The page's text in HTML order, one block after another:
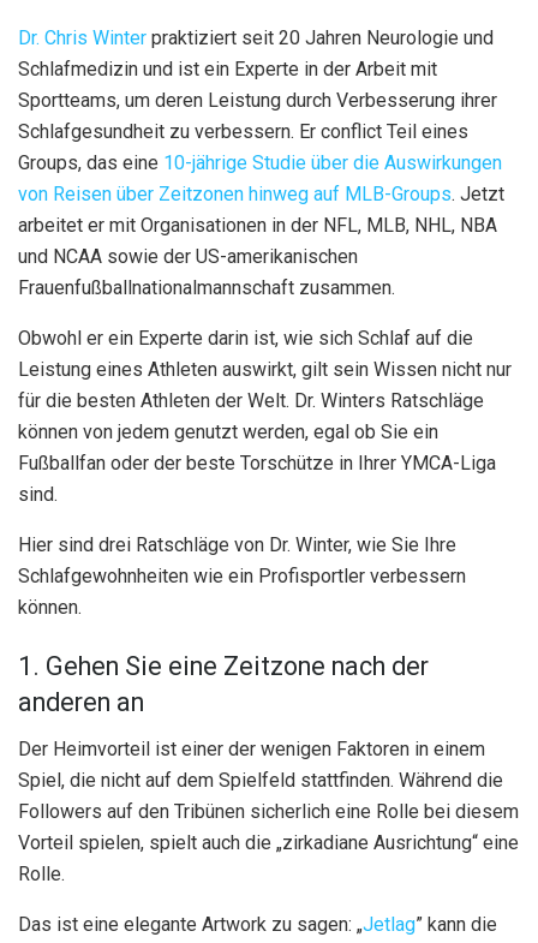
Dr. Chris Winter praktiziert seit 20 Jahren Neurologie und
Schlafmedizin und ist ein Experte in der Arbeit mit
Sportteams, um deren Leistung durch Verbesserung ihrer
Schlafgesundheit zu verbessern. Er conflict Teil eines
Groups, das eine 10-jährige Studie über die Auswirkungen
von Reisen über Zeitzonen hinweg auf MLB-Groups. Jetzt
arbeitet er mit Organisationen in der NFL, MLB, NHL, NBA
und NCAA sowie der US-amerikanischen
Frauenfußballnationalmannschaft zusammen.
Obwohl er ein Experte darin ist, wie sich Schlaf auf die
Leistung eines Athleten auswirkt, gilt sein Wissen nicht nur
für die besten Athleten der Welt. Dr. Winters Ratschläge
können von jedem genutzt werden, egal ob Sie ein
Fußballfan oder der beste Torschütze in Ihrer YMCA-Liga
sind.
Hier sind drei Ratschläge von Dr. Winter, wie Sie Ihre
Schlafgewohnheiten wie ein Profisportler verbessern
können.
1. Gehen Sie eine Zeitzone nach der
anderen an
Der Heimvorteil ist einer der wenigen Faktoren in einem
Spiel, die nicht auf dem Spielfeld stattfinden. Während die
Followers auf den Tribünen sicherlich eine Rolle bei diesem
Vorteil spielen, spielt auch die „zirkadiane Ausrichtung“ eine
Rolle.
Das ist eine elegante Artwork zu sagen: „Jetlag” kann die